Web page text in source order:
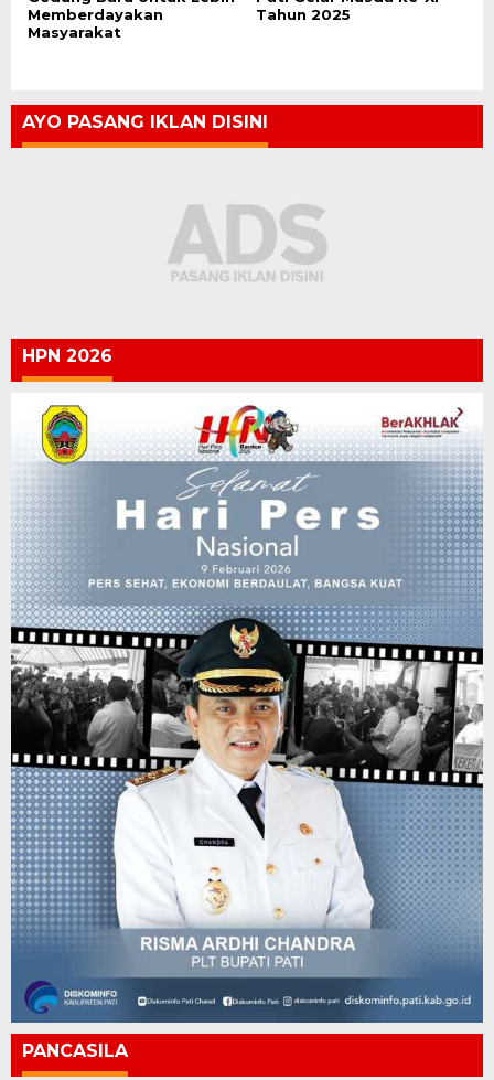
Memberdayakan
Masyarakat
Tahun 2025
AYO PASANG IKLAN DISINI
HPN 2026
PANCASILA